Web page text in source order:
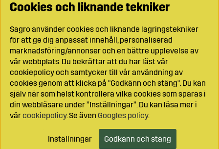
Lägg i kundvagnen
Cookies och liknande tekniker
Sagro använder cookies och liknande lagringstekniker
för att ge dig anpassat innehåll, personaliserad
marknadsföring/annonser och en bättre upplevelse av
vår webbplats. Du bekräftar att du har läst vår
cookiepolicy och samtycker till vår användning av
cookies genom att klicka på "Godkänn och stäng". Du kan
själv när som helst kontrollera vilka cookies som sparas i
din webbläsare under ”Inställningar”. Du kan läsa mer i
vårcookiepolicy. Se även Googles policy.
Inställningar Godkänn och stäng